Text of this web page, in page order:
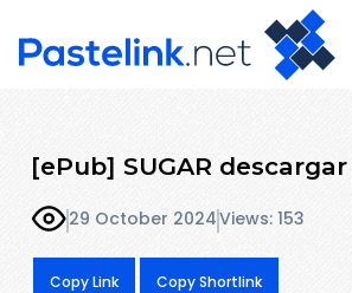
[ePub] SUGAR
29 October 2024Views: 153
Copy Link Copy Shortlink